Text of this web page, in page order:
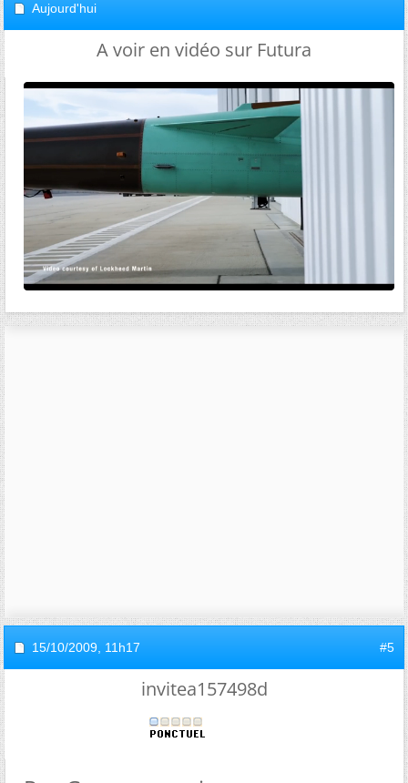
Aujourd'hui
A voir en vidéo sur Futura
15/10/2009, 11h17 #5
invitea157498d